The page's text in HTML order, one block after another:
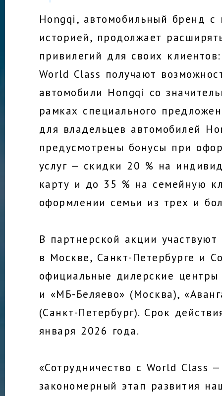
Hongqi, автомобильный бренд с
историей, продолжает
привилегий для своих
World Class получают
автомобили Hongqi со
рамках специального
для владельцев автомобилей
предусмотрены бонусы при
услуг — скидки 20 % на
карту и до 35 % на семейную
оформлении семьи из трех и
В партнерской акции
в Москве, Санкт-Петербурге и
официальные дилерские
и «МБ-Беляево» (Москва),
(Санкт-Петербург). Срок
января 2026 года.
«Сотрудничество с World Class
закономерный этап развития